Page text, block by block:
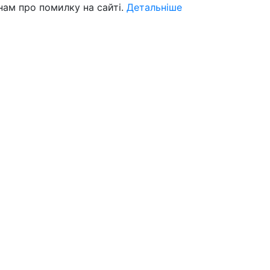
про помилку на сайті. Детальніше